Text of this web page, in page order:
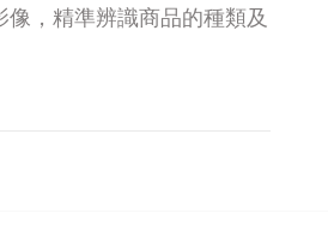
，精準辨識商品的種類及